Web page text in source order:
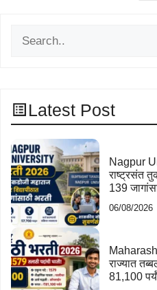
Latest Post
Nagpur
राष्ट्रसंत
139
06/08/2026
राज्यात
81,100